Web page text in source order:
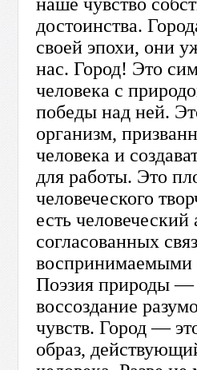
достоинства.
своей эпохи, они
нас. Город! Это
человека с
победы над ней.
организм,
человека и
для работы. Это
человеческого
есть человеческий
согласованных
воспринимаемыми
Поэзия природы —
воссоздание
чувств. Город —
образ,